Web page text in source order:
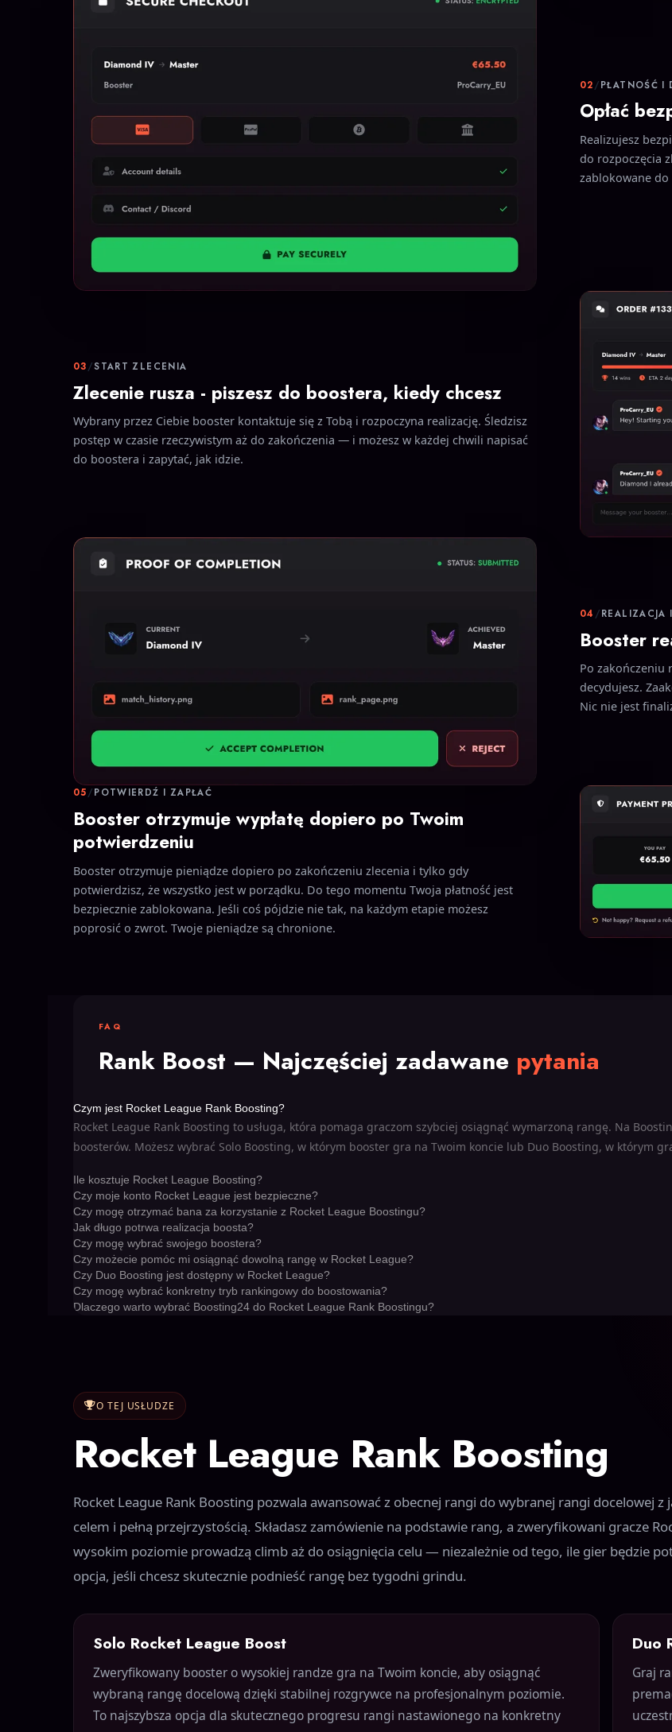
02/PŁATNOŚĆ I
Opłać
Realizujesz
do rozpoczęcia
zablokowane
03/START ZLECENIA
Zlecenie rusza - piszesz do boostera, kiedy chcesz
Wybrany przez Ciebie booster kontaktuje się z Tobą i rozpoczyna realizację. Śledzisz
postęp w czasie rzeczywistym aż do zakończenia — i możesz w każdej chwili napisać
do boostera i zapytać, jak idzie.
04 /REALIZACJA
Booster
Po zakończeniu
decydujesz.
Nic nie jest
05/POTWIERDŹ I ZAPŁAĆ
Booster otrzymuje wypłatę dopiero po Twoim
potwierdzeniu
Booster otrzymuje pieniądze dopiero po zakończeniu zlecenia i tylko gdy
potwierdzisz, że wszystko jest w porządku. Do tego momentu Twoja płatność jest
bezpiecznie zablokowana. Jeśli coś pójdzie nie tak, na każdym etapie możesz
poprosić o zwrot. Twoje pieniądze są chronione.
FAQ
Rank Boost — Najczęściej zadawane pytania
Czym jest Rocket League Rank Boosting?
Rocket League Rank Boosting to usługa, która pomaga graczom szybciej osiągnąć wymarzoną rangę. Na
boosterów. Możesz wybrać Solo Boosting, w którym booster gra na Twoim koncie lub Duo Boosting, w którym
Ile kosztuje Rocket League Boosting?
Czy moje konto Rocket League jest bezpieczne?
Czy mogę otrzymać bana za korzystanie z Rocket League Boostingu?
Jak długo potrwa realizacja boosta?
Czy mogę wybrać swojego boostera?
Czy możecie pomóc mi osiągnąć dowolną rangę w Rocket League?
Czy Duo Boosting jest dostępny w Rocket League?
Czy mogę wybrać konkretny tryb rankingowy do boostowania?
Dlaczego warto wybrać Boosting24 do Rocket League Rank Boostingu?
O TEJ USŁUDZE
Rocket League Rank Boosting
Rocket League Rank Boosting pozwala awansować z obecnej rangi do wybranej rangi docelowej z
celem i pełną przejrzystością. Składasz zamówienie na podstawie rang, a zweryfikowani gracze
wysokim poziomie prowadzą climb aż do osiągnięcia celu — niezależnie od tego, ile gier będzie
opcja, jeśli chcesz skutecznie podnieść rangę bez tygodni grindu.
Solo Rocket League Boost
Zweryfikowany booster o wysokiej randze gra na Twoim koncie, aby osiągnąć
wybraną rangę docelową dzięki stabilnej rozgrywce na profesjonalnym poziomie.
To najszybsza opcja dla skutecznego progresu rangi nastawionego na konkretny
Duo
Graj